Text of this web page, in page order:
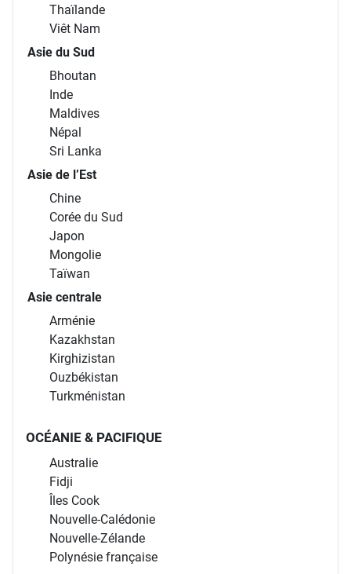
Thaïlande
Viêt Nam
Asie du Sud
Bhoutan
Inde
Maldives
Népal
Sri Lanka
Asie de l’Est
Chine
Corée du Sud
Japon
Mongolie
Taïwan
Asie centrale
Arménie
Kazakhstan
Kirghizistan
Ouzbékistan
Turkménistan
OCÉANIE & PACIFIQUE
Australie
Fidji
Îles Cook
Nouvelle-Calédonie
Nouvelle-Zélande
Polynésie française